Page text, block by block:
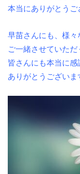
本当にありがとうご
早苗さんにも、様々
ご一緒させていただ
皆さんにも本当に感
ありがとうございま